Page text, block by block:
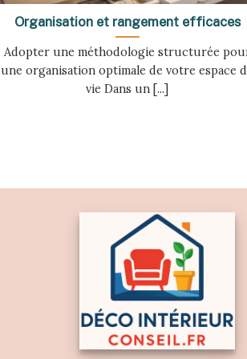
Organisation et rangement efficaces
Adopter une méthodologie structurée
une organisation optimale de votre espace
vie Dans un [...]